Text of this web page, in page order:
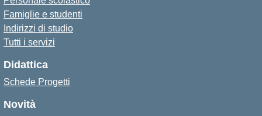
Famiglie e studenti
Indirizzi di studio
Tutti i servizi
Didattica
Schede Progetti
Novità